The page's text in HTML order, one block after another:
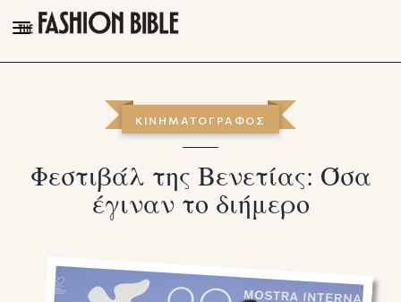
THE FASHION BIBLE
TALK OF THE TOWN
PLEASURES
FOLLOW
ΚΙΝΗΜΑΤΟΓΡΑΦΟΣ
Φεστιβάλ της Βενετίας: Όσα
έγιναν το διήμερο